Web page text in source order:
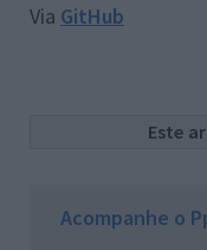
Via GitHub
Este
Acompanhe o